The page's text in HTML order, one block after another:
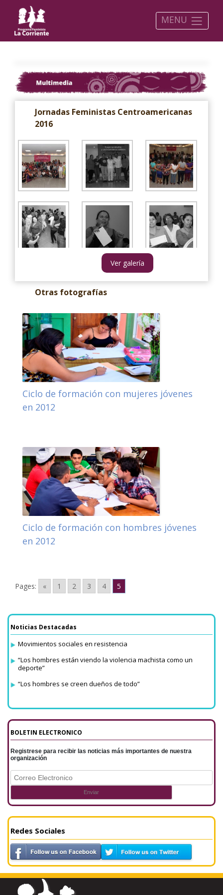
MENU
Jornadas Feministas Centroamericanas
2016
Ver galería
Otras fotografías
Ciclo de formación con mujeres jóvenes
en 2012
Ciclo de formación con hombres jóvenes
en 2012
Pages: « 1 2 3 4 5
Noticias Destacadas
Movimientos sociales en resistencia
“Los hombres están viendo la violencia machista como un
deporte”
“Los hombres se creen dueños de todo”
BOLETIN ELECTRONICO
Registrese para recibir las noticias más importantes de nuestra
organización
Redes Sociales